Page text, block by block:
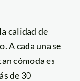
calidad de
A cada una se
cómoda es
de 30